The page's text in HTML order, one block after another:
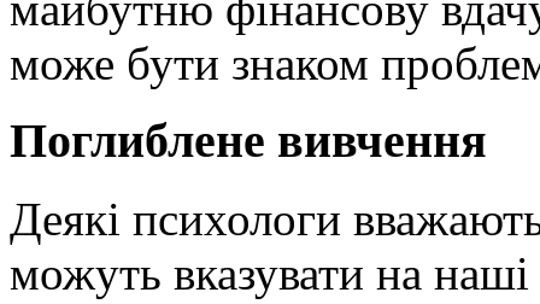
може бути знаком
Поглиблене вивчення
Деякі психологи
можуть вказувати на